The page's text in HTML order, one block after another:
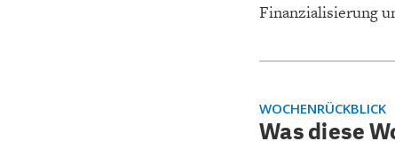
MACHT
Finanzialisierung
WOCHENRÜCKBLICK
Was diese